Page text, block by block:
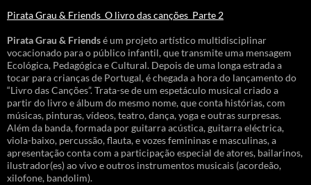
Pirata Grau & Friends_O livro das canções_Parte 2
Pirata Grau & Friendsé um projeto artístico multidisciplinar
vocacionado para o público infantil, que transmite uma mensagem
Ecológica, Pedagógica e Cultural. Depois de uma longa estrada a
tocar para crianças de Portugal, é chegada a hora do lançamento do
“Livro das Canções”. Trata-se de um espetáculo musical criado a
partir do livro e álbum do mesmo nome, que conta histórias, com
músicas, pinturas, vídeos, teatro, dança, yoga e outras surpresas.
Além da banda, formada por guitarra acústica, guitarra eléctrica,
viola-baixo, percussão, flauta, e vozes femininas e masculinas, a
apresentação conta com a participação especial de atores, bailarinos,
ilustrador(es) ao vivo e outros instrumentos musicais (acordeão,
xilofone, bandolim).